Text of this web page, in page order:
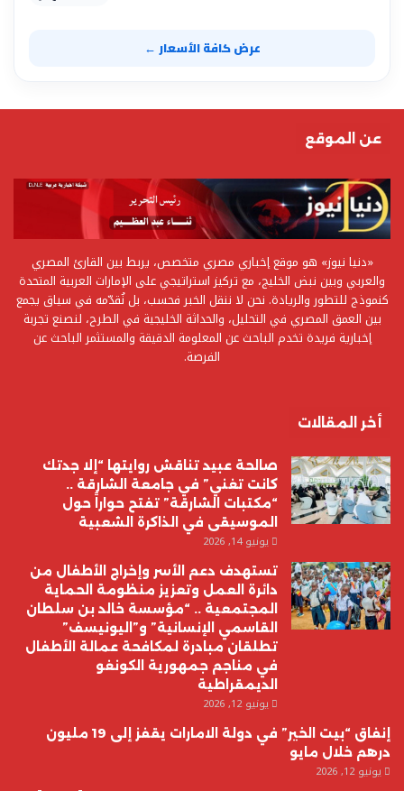
عرض كافة الأسعار ←
عن الموقع
«دنيا نيوز» هو موقع إخباري مصري متخصص، يربط بين القارئ المصري
والعربي وبين نبض الخليج، مع تركيز استراتيجي على الإمارات العربية المتحدة
كنموذج للتطور والريادة. نحن لا ننقل الخبر فحسب، بل نُقدّمه في سياق يجمع
بين العمق المصري في التحليل، والحداثة الخليجية في الطرح، لنصنع تجربة
إخبارية فريدة تخدم الباحث عن المعلومة الدقيقة والمستثمر الباحث عن
الفرصة.
أخر المقالات
صالحة عبيد تناقش روايتها “إلا جدتك
كانت تغني” في جامعة الشارقة ..
“مكتبات الشارقة” تفتح حواراً حول
الموسيقى في الذاكرة الشعبية
يونيو 14, 2026
تستهدف دعم الأسر وإخراج الأطفال من
دائرة العمل وتعزيز منظومة الحماية
المجتمعية .. “مؤسسة خالد بن سلطان
القاسمي الإنسانية” و”اليونيسف”
تطلقان مبادرة لمكافحة عمالة الأطفال
في مناجم جمهورية الكونغو
الديمقراطية
يونيو 12, 2026
إنفاق “بيت الخير” في دولة الامارات يقفز إلى 19 مليون
درهم خلال مايو
يونيو 12, 2026